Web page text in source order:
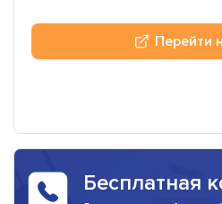
Перейти
Бесплатная